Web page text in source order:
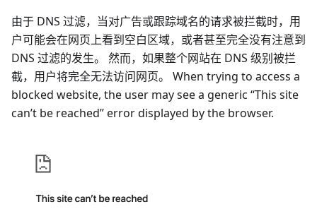
由于 DNS 过滤，当对广告或跟踪域名的请求被拦截时，用
户可能会在网页上看到空白区域，或者甚至完全没有注意到
DNS 过滤的发生。 然而，如果整个网站在 DNS 级别被拦
截，用户将完全无法访问网页。 When trying to access a
blocked website, the user may see a generic “This site
can’t be reached” error displayed by the browser.